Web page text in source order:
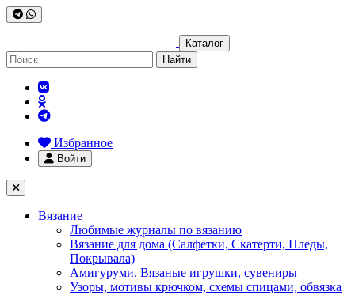
Каталог
Найти
Избранное
Войти
Вязание
Любимые журналы по вязанию
Вязание для дома (Салфетки, Скатерти, Пледы,
Покрывала)
Амигуруми. Вязаные игрушки, сувениры
Узоры, мотивы крючком, схемы спицами, обвязка